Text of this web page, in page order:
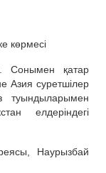
көрмесі
Сонымен қатар
Азия суретшілер
туындыларымен
елдеріндегі
Наурызбай